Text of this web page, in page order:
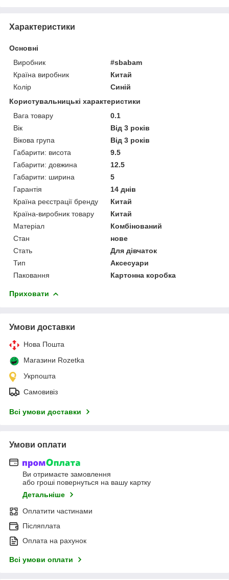
Характеристики
Основні
Виробник
#sbabam
Країна виробник
Китай
Колір
Синій
Користувальницькі характеристики
Вага товару
0.1
Вік
Від 3 років
Вікова група
Від 3 років
Габарити: висота
9.5
Габарити: довжина
12.5
Габарити: ширина
5
Гарантія
14 днів
Країна реєстрації бренду
Китай
Країна-виробник товару
Китай
Матеріал
Комбінований
Стан
нове
Стать
Для дівчаток
Тип
Аксесуари
Паковання
Картонна коробка
Приховати
Умови доставки
Нова Пошта
Магазини Rozetka
Укрпошта
Самовивіз
Всі умови доставки
Умови оплати
Ви отримаєте замовлення
або гроші повернуться на вашу картку
Детальніше
Оплатити частинами
Післяплата
Оплата на рахунок
Всі умови оплати